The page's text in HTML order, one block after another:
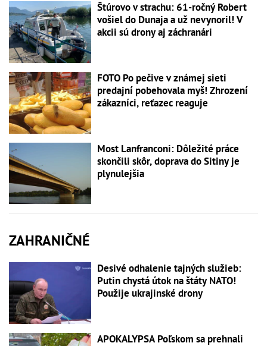
Štúrovo v strachu: 61-ročný Robert
vošiel do Dunaja a už nevynoril! V
akcii sú drony aj záchranári
FOTO Po pečive v známej sieti
predajní pobehovala myš! Zhrození
zákazníci, reťazec reaguje
Most Lanfranconi: Dôležité práce
skončili skôr, doprava do Sitiny je
plynulejšia
ZAHRANIČNÉ
Desivé odhalenie tajných služieb:
Putin chystá útok na štáty NATO!
Použije ukrajinské drony
APOKALYPSA Poľskom sa prehnali